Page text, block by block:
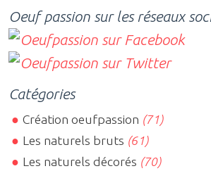
Oeuf passion sur les réseaux
Catégories
Création oeufpassion (71)
Les naturels bruts (61)
Les naturels décorés (70)